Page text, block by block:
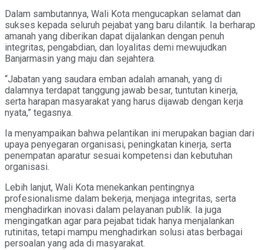
Dalam sambutannya, Wali Kota mengucapkan selamat dan
sukses kepada seluruh pejabat yang baru dilantik. Ia berharap
amanah yang diberikan dapat dijalankan dengan penuh
integritas, pengabdian, dan loyalitas demi mewujudkan
Banjarmasin yang maju dan sejahtera.
“Jabatan yang saudara emban adalah amanah, yang di
dalamnya terdapat tanggung jawab besar, tuntutan kinerja,
serta harapan masyarakat yang harus dijawab dengan kerja
nyata,” tegasnya.
Ia menyampaikan bahwa pelantikan ini merupakan bagian dari
upaya penyegaran organisasi, peningkatan kinerja, serta
penempatan aparatur sesuai kompetensi dan kebutuhan
organisasi.
Lebih lanjut, Wali Kota menekankan pentingnya
profesionalisme dalam bekerja, menjaga integritas, serta
menghadirkan inovasi dalam pelayanan publik. Ia juga
mengingatkan agar para pejabat tidak hanya menjalankan
rutinitas, tetapi mampu menghadirkan solusi atas berbagai
persoalan yang ada di masyarakat.